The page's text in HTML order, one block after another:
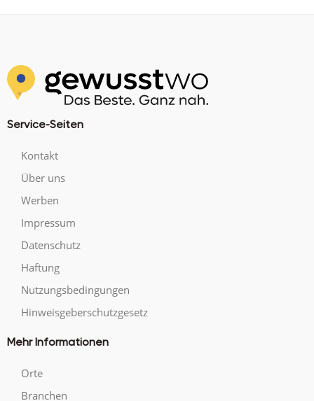
Service-Seiten
Kontakt
Über uns
Werben
Impressum
Datenschutz
Haftung
Nutzungsbedingungen
Hinweisgeberschutzgesetz
Mehr Informationen
Orte
Branchen